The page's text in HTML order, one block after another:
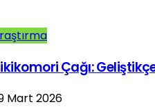
Çağı:
Mart 2026